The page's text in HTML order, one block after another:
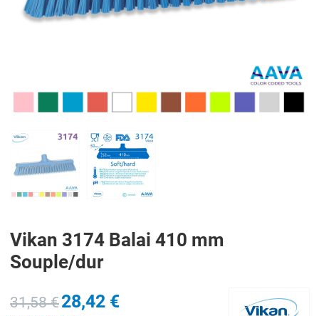
Vikan 3174 Balai 410 mm
Souple/dur
31,58 €28,42 €